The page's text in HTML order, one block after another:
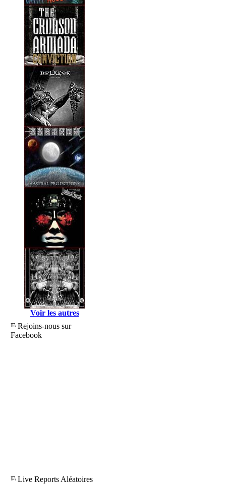
Voir les autres
Rejoins-nous sur
Facebook
Live Reports Aléatoires